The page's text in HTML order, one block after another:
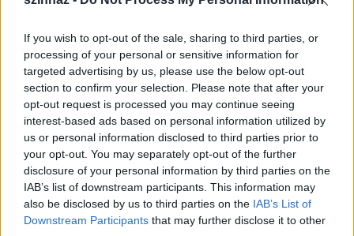
If you wish to opt-out of the sale, sharing to third parties, or
processing of your personal or sensitive information for
targeted advertising by us, please use the below opt-out
section to confirm your selection. Please note that after your
opt-out request is processed you may continue seeing
interest-based ads based on personal information utilized by
us or personal information disclosed to third parties prior to
your opt-out. You may separately opt-out of the further
disclosure of your personal information by third parties on the
IAB’s list of downstream participants. This information may
also be disclosed by us to third parties on the IAB’s List of
Downstream Participants that may further disclose it to other
színlapján.